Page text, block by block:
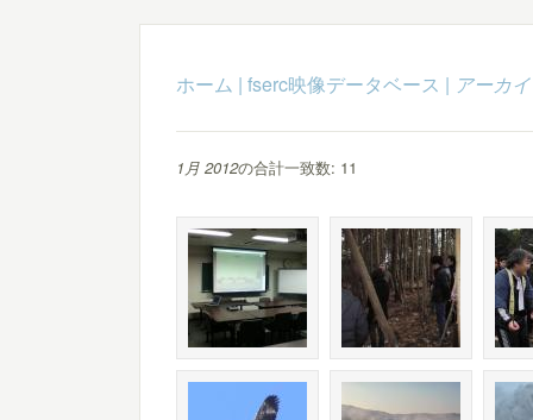
ホーム | fserc映像データベース | アーカ
1月 2012の合計一致数: 11